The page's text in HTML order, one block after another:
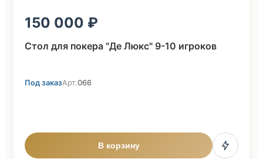
150 000
Стол для покера "Де Люкс" 9-10 игроков
Под заказАрт.066
В корзину